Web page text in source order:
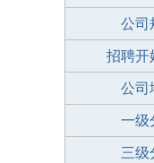
公司
招聘开
公司
一级
三级